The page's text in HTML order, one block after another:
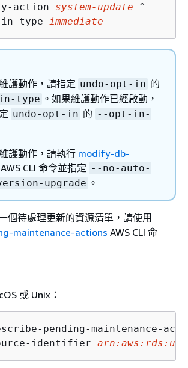
action
system-update ^
type
immediate
護動作，請指定 undo-opt-in 的
type 。如果維護動作已經啟動，
undo-opt-in 的 --opt-in-
護動作，請執行 modify-db-
AWS CLI 命令並指定 --no-auto-
upgrade 。
個待處理更新的資源清單，請使用
maintenance-actions AWS CLI 命
或 Unix：
pending-maintenance-
identifier
arn:aws:rds:us-